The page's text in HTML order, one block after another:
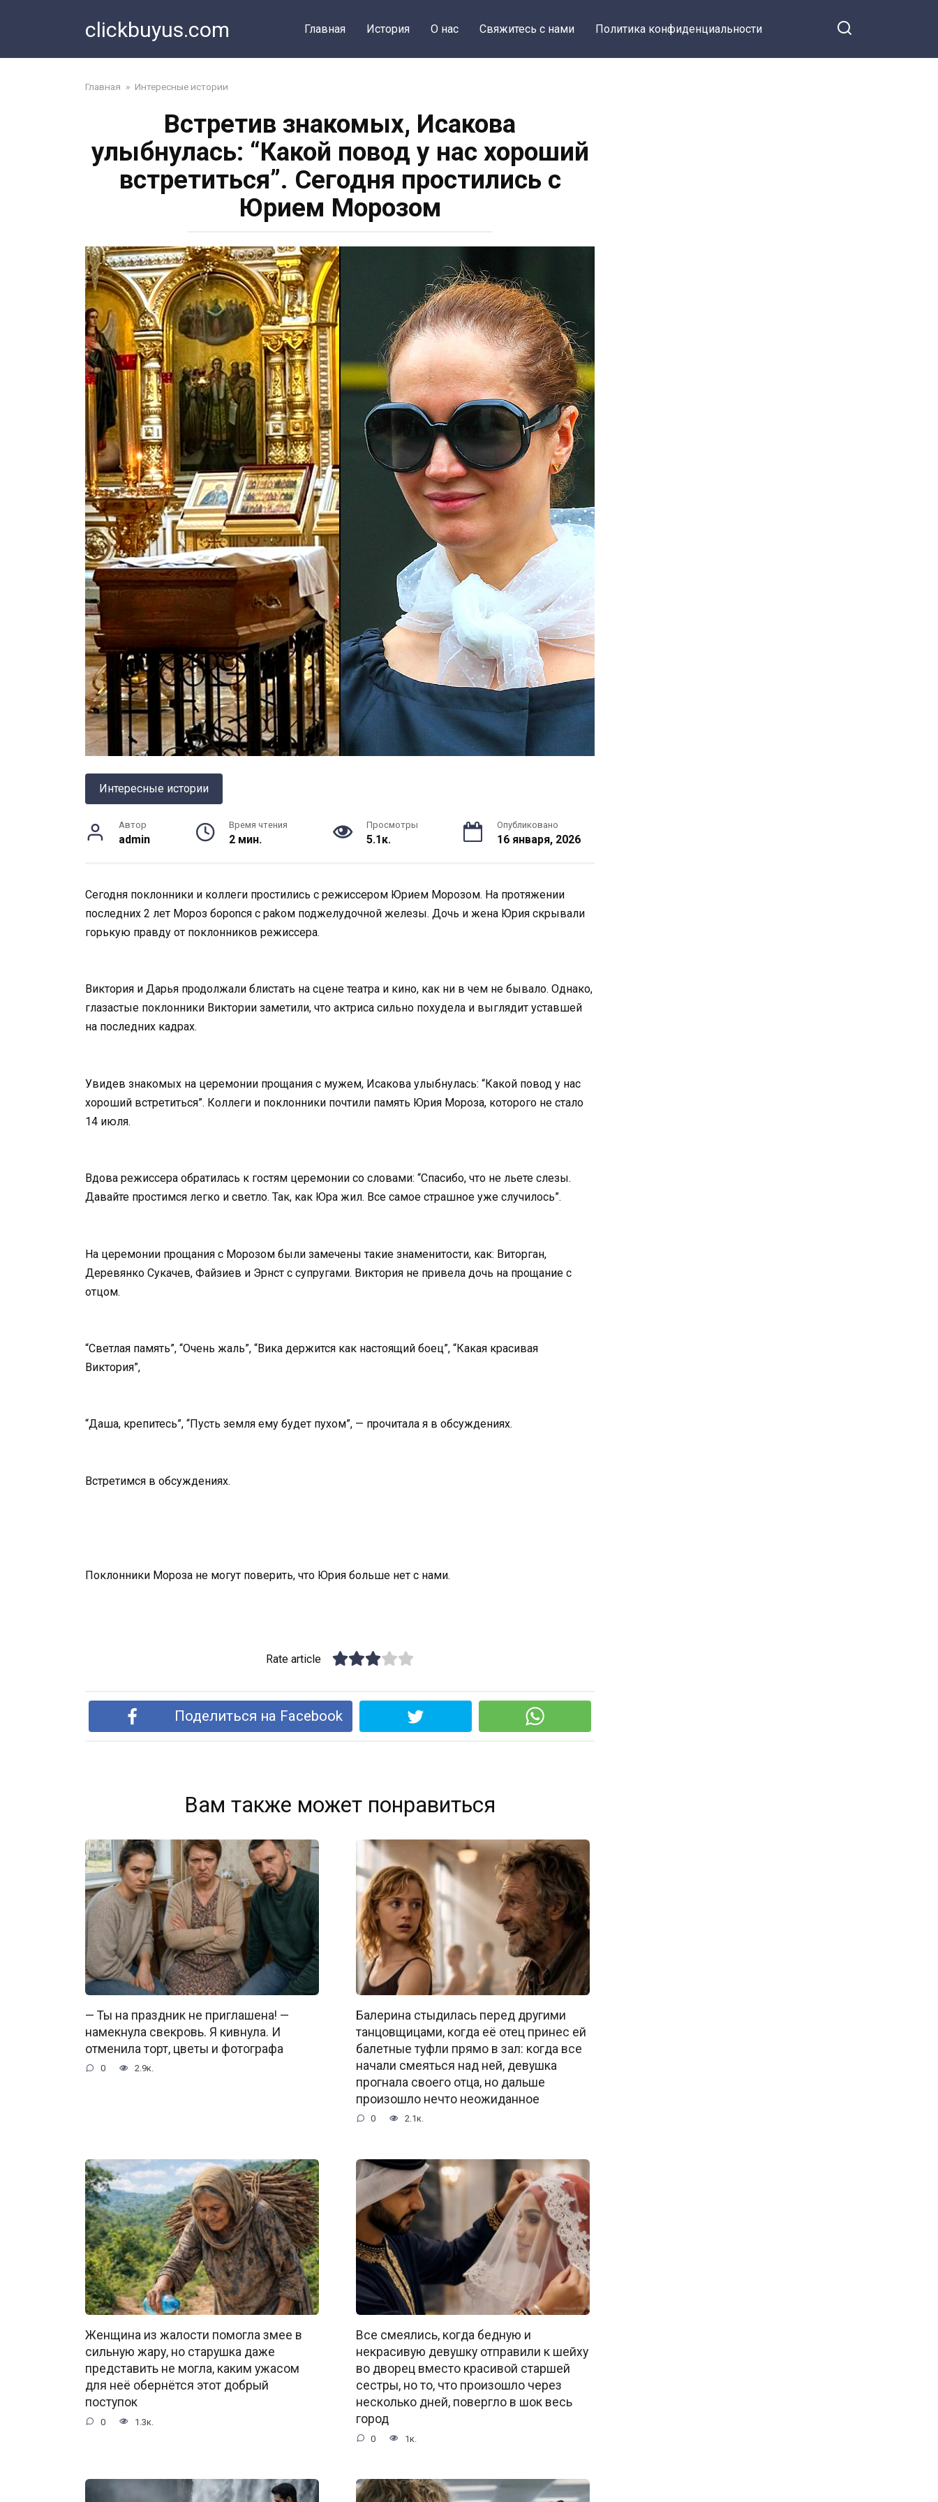
clickbuyus.com Главная История О нас Свяжитесь с нами Политика конфиденциальности
Главная » Интересные истории
Встретив знакомых, Исакова
улыбнулась: “Какой повод у нас хороший
встретиться”. Сегодня простились с
Юрием Морозом
Интересные истории
Автор
admin
Время чтения
2 мин.
Просмотры
5.1к.
Опубликовано
16 января, 2026
Сегодня поклонники и коллеги простились с режиссером Юрием Морозом. На протяжении
последних 2 лет Мороз бороnся с раkом поджелудочной железы. Дочь и жена Юрия скрывали
горькую правду от поклонников режиссера.
Виктория и Дарья продолжали блистать на сцене театра и кино, как ни в чем не бывало. Однако,
глазастые поклонники Виктории заметили, что актриса сильно похудела и выглядит уставшей
на последних кадрах.
Увидев знакомых на церемонии прощания с мужем, Исакова улыбнулась: “Какой повод у нас
хороший встретиться”. Коллеги и поклонники почтили память Юрия Мороза, которого не стало
14 июля.
Вдова режиссера обратилась к гостям церемонии со словами: “Спасибо, что не льете слезы.
Давайте простимся легко и светло. Так, как Юра жил. Все самое страшное уже случилось”.
На церемонии прощания с Морозом были замечены такие знаменитости, как: Виторган,
Деревянко Сукачев, Файзиев и Эрнст с супругами. Виктория не привела дочь на прощание с
отцом.
“Светлая память”, “Очень жаль”, “Вика держится как настоящий боец”, “Какая красивая
Виктория”,
“Даша, крепитесь”, “Пусть земля ему будет пухом”, — прочитала я в обсуждениях.
Встретимся в обсуждениях.
Поклонники Мороза не могут поверить, что Юрия больше нет с нами.
Rate article
Поделиться на Facebook
Вам также может понравиться
— Ты на праздник не приглашена! —
намекнула свекровь. Я кивнула. И
отменила торт, цветы и фотографа
0 2.9к.
Балерина стыдилась перед другими
танцовщицами, когда её отец принес ей
балетные туфли прямо в зал: когда все
начали смеяться над ней, девушка
прогнала своего отца, но дальше
произошло нечто неожиданное
0 2.1к.
Женщина из жалости помогла змее в
сильную жару, но старушка даже
представить не могла, каким ужасом
для неё обернётся этот добрый
поступок
0 1.3к.
Все смеялись, когда бедную и
некрасивую девушку отправили к шейху
во дворец вместо красивой старшей
сестры, но то, что произошло через
несколько дней, повергло в шок весь
город
0 1к.